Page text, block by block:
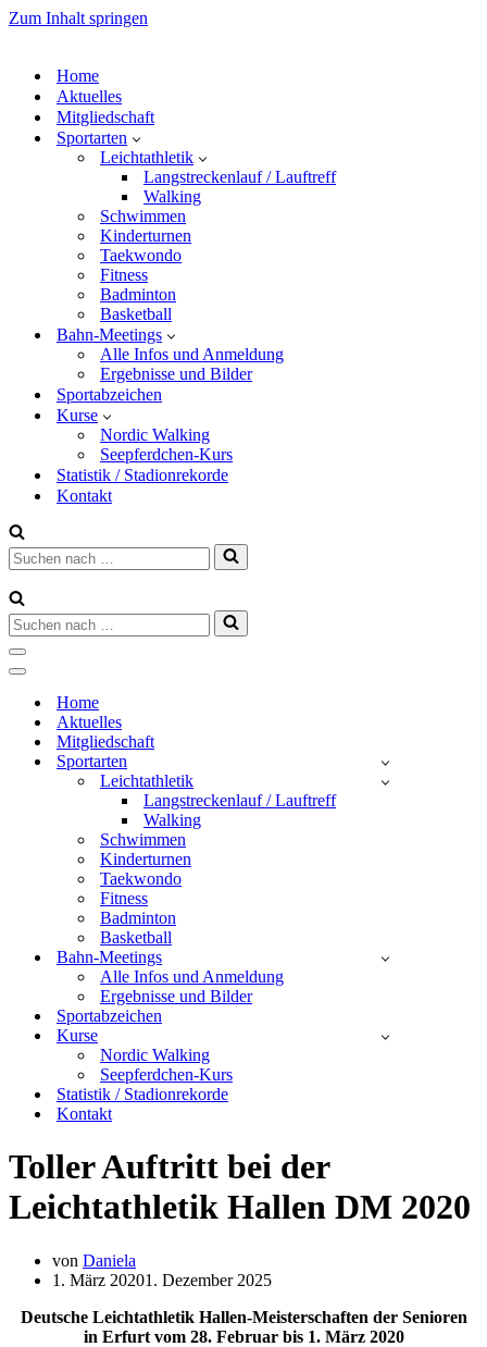
Zum Inhalt springen
Home
Aktuelles
Mitgliedschaft
Sportarten
Leichtathletik
Langstreckenlauf / Lauftreff
Walking
Schwimmen
Kinderturnen
Taekwondo
Fitness
Badminton
Basketball
Bahn-Meetings
Alle Infos und Anmeldung
Ergebnisse und Bilder
Sportabzeichen
Kurse
Nordic Walking
Seepferdchen-Kurs
Statistik / Stadionrekorde
Kontakt
Suchen
nach …
Suchen
nach …
Navigationsmenü
Navigationsmenü
Home
Aktuelles
Mitgliedschaft
Sportarten
Leichtathletik
Langstreckenlauf / Lauftreff
Walking
Schwimmen
Kinderturnen
Taekwondo
Fitness
Badminton
Basketball
Bahn-Meetings
Alle Infos und Anmeldung
Ergebnisse und Bilder
Sportabzeichen
Kurse
Nordic Walking
Seepferdchen-Kurs
Statistik / Stadionrekorde
Kontakt
Toller Auftritt bei der
Leichtathletik Hallen DM 2020
von Daniela
1. März 20201. Dezember 2025
Deutsche Leichtathletik Hallen-Meisterschaften der Senioren
in Erfurt vom 28. Februar bis 1. März 2020